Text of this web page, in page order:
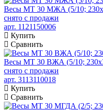
Весы МТ 30 МЖА (5/10;
снято с продажи
арт. 1121150006
Купить
Сравнить
Весы МТ 30 ВЖА (5/10;
снято с продажи
арт. 3113110018
Купить
Сравнить